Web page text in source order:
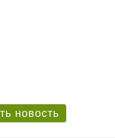
новость